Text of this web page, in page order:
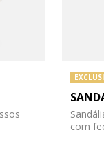
com